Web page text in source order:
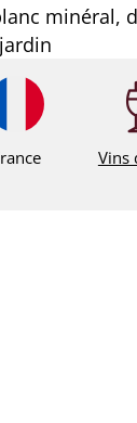
minéral,
Vins